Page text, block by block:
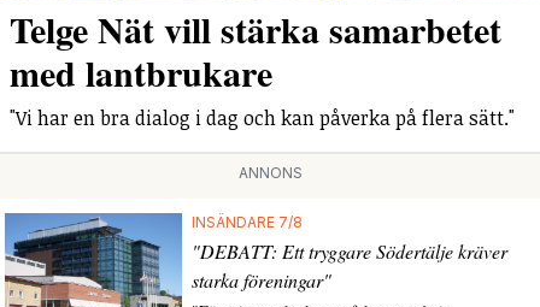
Telge Nät vill stärka samarbetet
med lantbrukare
"Vi har en bra dialog i dag och kan påverka på flera sätt."
ANNONS
INSÄNDARE 7/8
"DEBATT: Ett tryggare Södertälje kräver
starka föreningar"